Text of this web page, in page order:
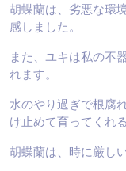
胡蝶蘭は、劣悪な環
感しました。
また、ユキは私の不
れます。
水のやり過ぎで根腐
け止めて育ってくれ
胡蝶蘭は、時に厳し